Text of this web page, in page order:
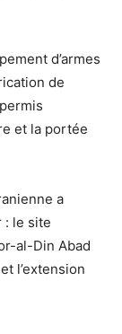
d’armes
de
et la portée
a
: le site
al-Din Abad
l’extension